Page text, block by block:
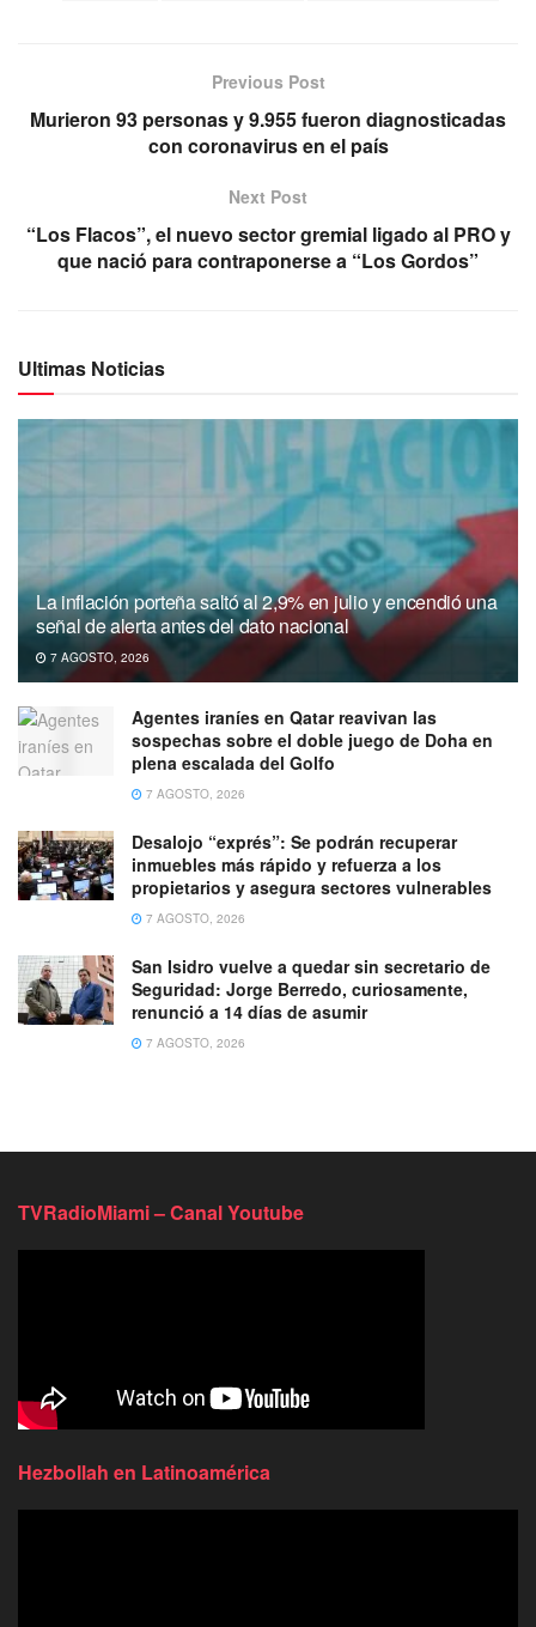
Previous Post
Murieron 93 personas y 9.955 fueron diagnosticadas
con coronavirus en el país
Next Post
“Los Flacos”, el nuevo sector gremial ligado al PRO y
que nació para contraponerse a “Los Gordos”
Ultimas Noticias
La inflación porteña saltó al 2,9% en julio y encendió una
señal de alerta antes del dato nacional
7 AGOSTO, 2026
Agentes iraníes en Qatar reavivan las
sospechas sobre el doble juego de Doha en
plena escalada del Golfo
7 AGOSTO, 2026
Desalojo “exprés”: Se podrán recuperar
inmuebles más rápido y refuerza a los
propietarios y asegura sectores vulnerables
7 AGOSTO, 2026
San Isidro vuelve a quedar sin secretario de
Seguridad: Jorge Berredo, curiosamente,
renunció a 14 días de asumir
7 AGOSTO, 2026
TVRadioMiami – Canal Youtube
Hezbollah en Latinoamérica